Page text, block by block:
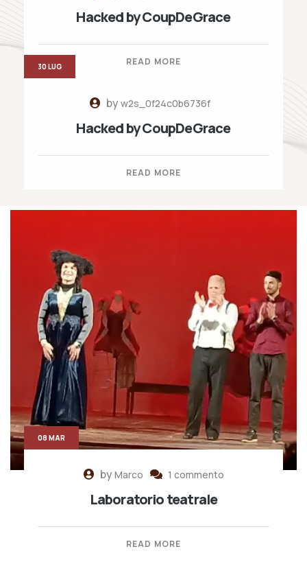
Hacked by CoupDeGrace
READ MORE
byw2s_0f24c0b6736f
Hacked by CoupDeGrace
READ MORE
30 LUG
byMarco 1 commento
Laboratorio teatrale
READ MORE
08 MAR